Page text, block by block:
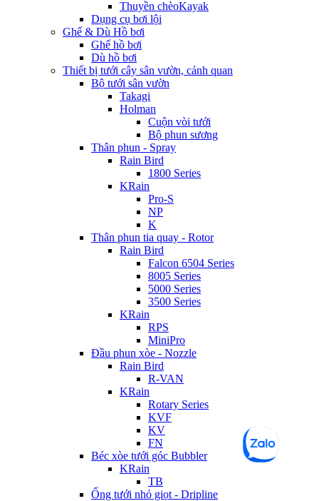
Thuyền chèoKayak
Dụng cụ bơi lội
Ghế & Dù Hồ bơi
Ghế hồ bơi
Dù hồ bơi
Thiết bị tưới cây sân vườn, cảnh quan
Bộ tưới sân vườn
Takagi
Holman
Cuộn vòi tưới
Bộ phun sương
Thân phun - Spray
Rain Bird
1800 Series
KRain
Pro-S
NP
K
Thân phun tia quay - Rotor
Rain Bird
Falcon 6504 Series
8005 Series
5000 Series
3500 Series
KRain
RPS
MiniPro
Đầu phun xòe - Nozzle
Rain Bird
R-VAN
KRain
Rotary Series
KVF
KV
FN
Béc xòe tưới góc Bubbler
KRain
TB
Ống tưới nhỏ giọt - Dripline